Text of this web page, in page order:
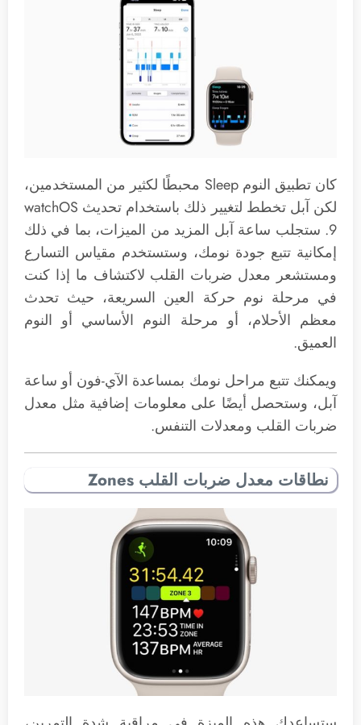
كان تطبيق النوم Sleep محبطًا لكثير من المستخدمين،
لكن آبل تخطط لتغيير ذلك باستخدام تحديث watchOS
9. ستجلب ساعة آبل المزيد من الميزات، بما في ذلك
إمكانية تتبع جودة نومك، وستستخدم مقياس التسارع
ومستشعر معدل ضربات القلب لاكتشاف ما إذا كنت
في مرحلة نوم حركة العين السريعة، حيث تحدث
معظم الأحلام، أو مرحلة النوم الأساسي أو النوم
العميق.
ويمكنك تتبع مراحل نومك بمساعدة الآي-فون أو ساعة
آبل، وستحصل أيضًا على معلومات إضافية مثل معدل
ضربات القلب ومعدلات التنفس.
نطاقات معدل ضربات القلب Zones